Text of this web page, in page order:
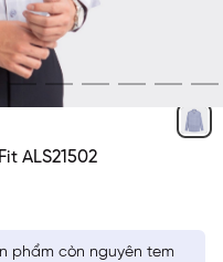
ALS21502
phẩm còn nguyên tem